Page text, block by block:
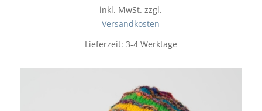
inkl. MwSt. zzgl.
Versandkosten
Lieferzeit: 3-4 Werktage